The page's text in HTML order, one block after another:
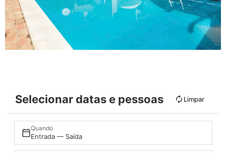
Selecionar datas e pessoas Limpar
Quando
Entrada — Saída